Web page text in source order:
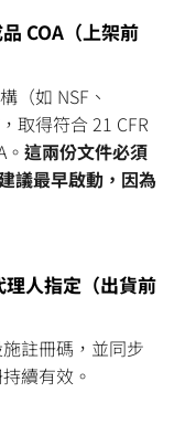
COA（上架前
（如 NSF、
取得符合 21 CFR
這兩份文件必須
議最早啟動，因為
人指定（出貨前
註冊碼，並同步
續有效。